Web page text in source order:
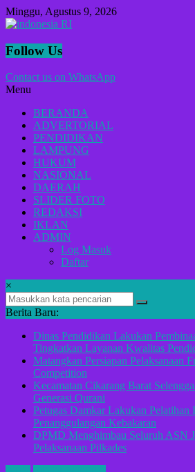
Lompat
ke
Minggu, Agustus 9, 2026
indonesia
Lugas
Menyikap
Berita,Terpercaya
Dan
Tegas
Follow Us
Contact us on WhatsApp
Menu
BERANDA
ADVERTORIAL
PENDIDIKAN
LAMPUNG
HUKUM
NASIONAL
DAERAH
SLIDER FOTO
REDAKSI
IKLAN
ADMIN
Log Masuk
Daftar
×
Berita Baru:
Dinas Pendidikan Lakukan
Tingkatkan Layanan Kwalitas
Matangkan Persiapan Pelaksanaan
Competition
Kecamatan Cikarang Barat
Generasi Qurani
Petugas Damkar Lakukan Pelatihan
Penanggulangan Kebakaran
DPMD Menghimbau Seluruh ASN
Pelaksanaan Pilkades